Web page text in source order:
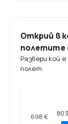
Открий в
полетите
Разбери кой
полет.
698 €